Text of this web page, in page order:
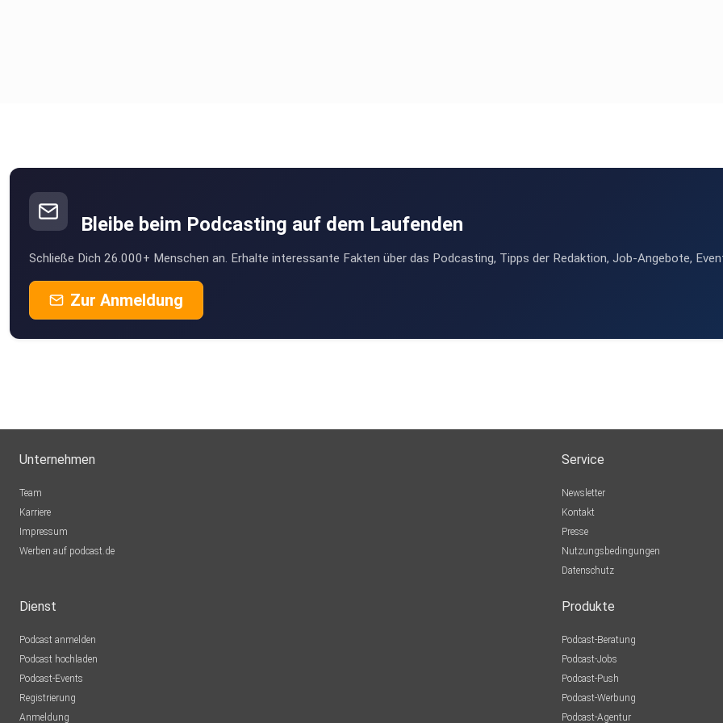
Bleibe beim Podcasting auf dem Laufenden
Schließe Dich 26.000+ Menschen an. Erhalte interessante Fakten über das Podcasting, Tipps der Redaktion, Job-Angebote,
Zur Anmeldung
Unternehmen
Team
Karriere
Impressum
Werben auf podcast.de
Service
Newsletter
Kontakt
Presse
Nutzungsbedingungen
Datenschutz
Dienst
Podcast anmelden
Podcast hochladen
Podcast-Events
Registrierung
Anmeldung
Produkte
Podcast-Beratung
Podcast-Jobs
Podcast-Push
Podcast-Werbung
Podcast-Agentur